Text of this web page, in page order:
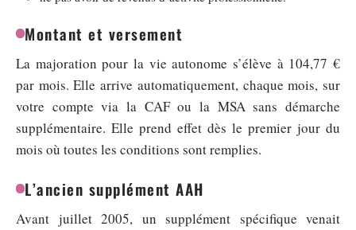
Montant et versement
La majoration pour la vie autonome s’élève à 104,77 €
par mois. Elle arrive automatiquement, chaque mois, sur
votre compte via la CAF ou la MSA sans démarche
supplémentaire. Elle prend effet dès le premier jour du
mois où toutes les conditions sont remplies.
L’ancien supplément AAH
Avant juillet 2005, un supplément spécifique venait